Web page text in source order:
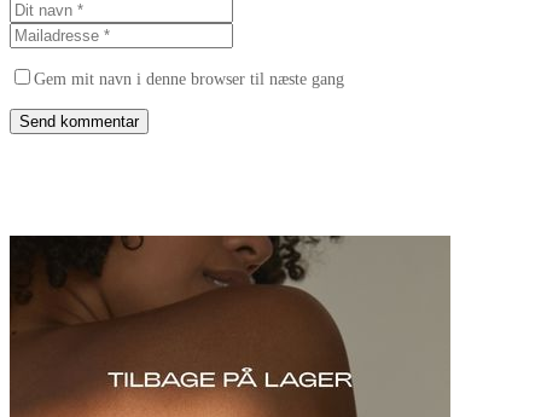
Gem mit navn i denne browser til næste gang